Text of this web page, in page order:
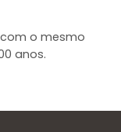
o mesmo
anos.